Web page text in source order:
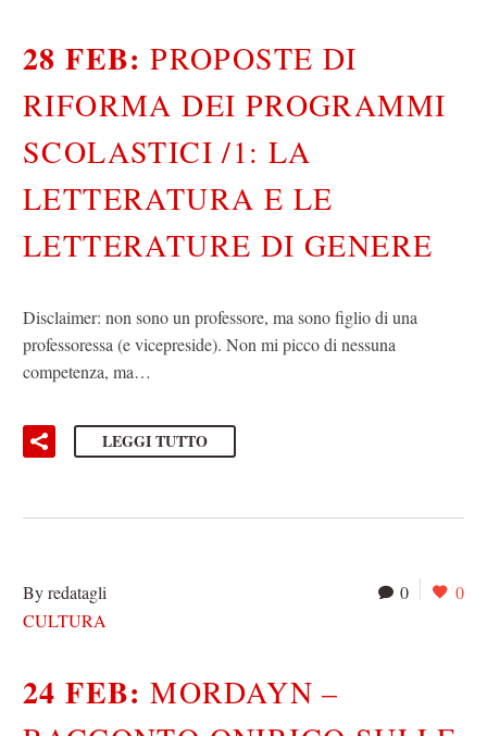
28 FEB:PROPOSTE DI
RIFORMA DEI PROGRAMMI
SCOLASTICI /1: LA
LETTERATURA E LE
LETTERATURE DI GENERE
Disclaimer: non sono un professore, ma sono figlio di una
professoressa (e vicepreside). Non mi picco di nessuna
competenza, ma…
LEGGI TUTTO
0 0
By redatagli
CULTURA
24 FEB:MORDAYN –